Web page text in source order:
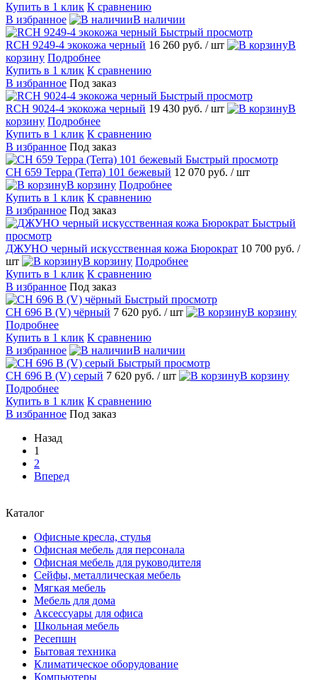
Купить в 1 клик К сравнению
В избранное
В наличии
Быстрый просмотр
RCH 9249-4 экокожа черный 16 260 руб. / шт
В
корзину Подробнее
Купить в 1 клик К сравнению
В избранное Под заказ
Быстрый просмотр
RCH 9024-4 экокожа черный 19 430 руб. / шт
В
корзину Подробнее
Купить в 1 клик К сравнению
В избранное Под заказ
Быстрый просмотр
CH 659 Терра (Terra) 101 бежевый 12 070 руб. / шт
В корзину Подробнее
Купить в 1 клик К сравнению
В избранное Под заказ
Быстрый
просмотр
ДЖУНО черный искусственная кожа Бюрократ 10 700 руб. /
шт
В корзину Подробнее
Купить в 1 клик К сравнению
В избранное Под заказ
Быстрый просмотр
CH 696 В (V) чёрный 7 620 руб. / шт
В корзину
Подробнее
Купить в 1 клик К сравнению
В избранное
В наличии
Быстрый просмотр
CH 696 В (V) серый 7 620 руб. / шт
В корзину
Подробнее
Купить в 1 клик К сравнению
В избранное Под заказ
Назад
1
2
Вперед
Каталог
Офисные кресла, стулья
Офисная мебель для персонала
Офисная мебель для руководителя
Сейфы, металлическая мебель
Мягкая мебель
Мебель для дома
Аксессуары для офиса
Школьная мебель
Ресепшн
Бытовая техника
Климатическое оборудование
Компьютеры